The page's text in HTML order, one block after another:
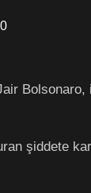
0
şiddete